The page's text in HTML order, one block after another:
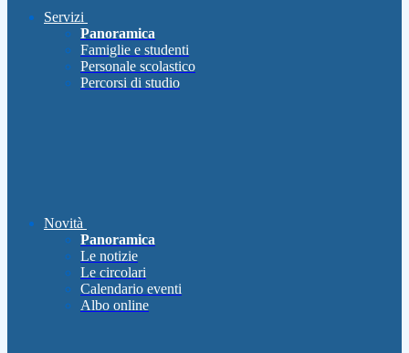
Servizi
Panoramica
Famiglie e studenti
Personale scolastico
Percorsi di studio
Novità
Panoramica
Le notizie
Le circolari
Calendario eventi
Albo online